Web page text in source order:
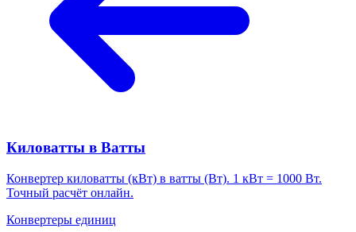
Киловатты в Ватты
Конвертер киловатты (кВт) в ватты (Вт). 1 кВт = 1000 Вт.
Точный расчёт онлайн.
Конвертеры единиц